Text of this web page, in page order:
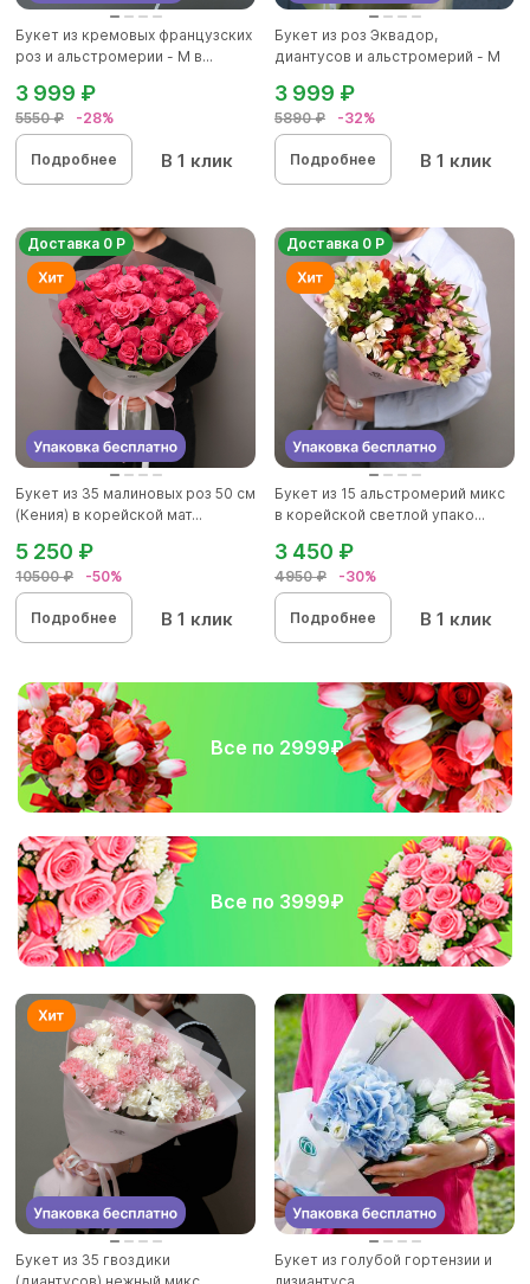
Букет из кремовых французских
роз и альстромерии - М в...
5550 ₽ -28%
3 999 ₽
Подробнее В 1 клик
Букет из роз Эквадор,
диантусов и альстромерий - М
5890 ₽ -32%
3 999 ₽
Подробнее В 1 клик
Доставка 0 Р
Букет из 35 малиновых роз 50 см
(Кения) в корейской мат...
10500 ₽ -50%
5 250 ₽
Подробнее В 1 клик
Доставка 0 Р
Букет из 15 альстромерий микс
в корейской светлой упако...
4950 ₽ -30%
3 450 ₽
Подробнее В 1 клик
Все по 2999₽
Все по 3999₽
Букет из 35 гвоздики
Букет из голубой гортензии и